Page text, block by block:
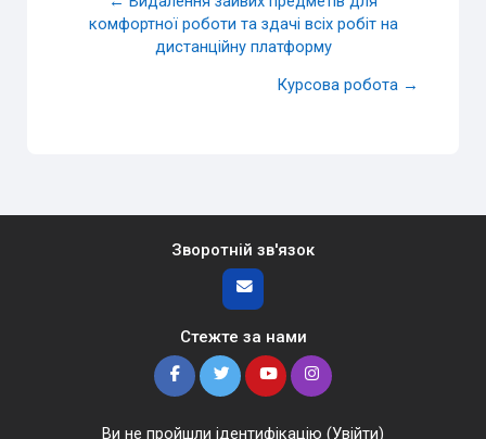
комфортної роботи та здачі всіх робіт на
дистанційну платформу
Курсова робота →
Зворотній зв'язок
Стежте за нами
Ви не пройшли ідентифікацію (Увійти)